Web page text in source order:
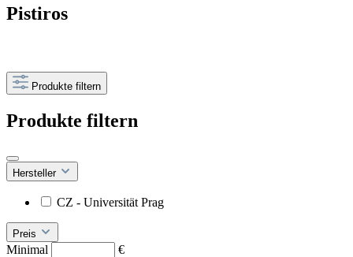
Pistiros
Produkte filtern
Produkte filtern
Hersteller
CZ - Universität Prag
Preis
Minimal
€